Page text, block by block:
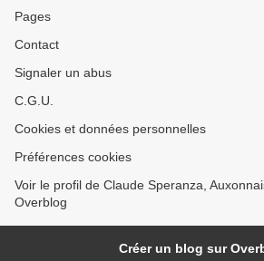
Pages
Contact
Signaler un abus
C.G.U.
Cookies et données personnelles
Préférences cookies
Voir le profil de Claude Speranza,
Overblog
Créer un blog sur